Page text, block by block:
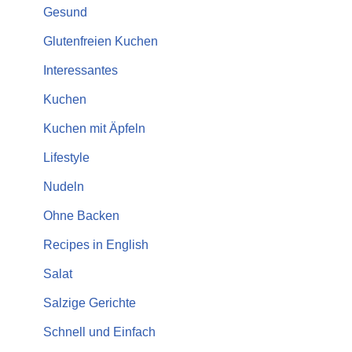
Gesund
Glutenfreien Kuchen
Interessantes
Kuchen
Kuchen mit Äpfeln
Lifestyle
Nudeln
Ohne Backen
Recipes in English
Salat
Salzige Gerichte
Schnell und Einfach